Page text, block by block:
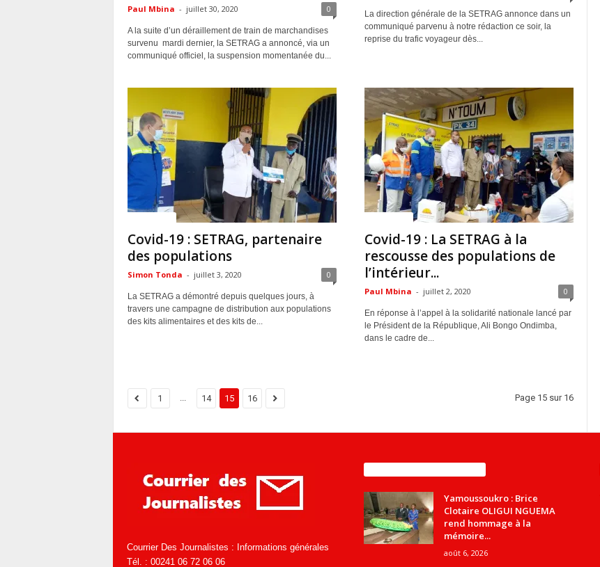
Paul Mbina - juillet 30, 2020 0
A la suite d’un déraillement de train de marchandises
survenu mardi dernier, la SETRAG a annoncé, via un
communiqué officiel, la suspension momentanée du...
La direction générale de la SETRAG annonce dans un
communiqué parvenu à notre rédaction ce soir, la
reprise du trafic voyageur dès...
Covid-19 : SETRAG, partenaire
des populations
Simon Tonda - juillet 3, 2020 0
La SETRAG a démontré depuis quelques jours, à
travers une campagne de distribution aux populations
des kits alimentaires et des kits de...
Covid-19 : La SETRAG à la
rescousse des populations de
l’intérieur...
Paul Mbina - juillet 2, 2020 0
En réponse à l’appel à la solidarité nationale lancé par
le Président de la République, Ali Bongo Ondimba,
dans le cadre de...
1 ... 14 15 16 Page 15 sur 16
Courrier Des Journalistes : Informations générales
Tél. : 00241 06 72 06 06
Yamoussoukro : Brice
Clotaire OLIGUI NGUEMA
rend hommage à la
mémoire...
août 6, 2026